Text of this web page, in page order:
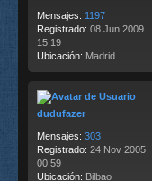
Mensajes: 1197
Registrado: 08 Jun 2009
15:19
Ubicación: Madrid
dudufazer
Mensajes: 303
Registrado: 24 Nov 2005
00:59
Ubicación: Bilbao